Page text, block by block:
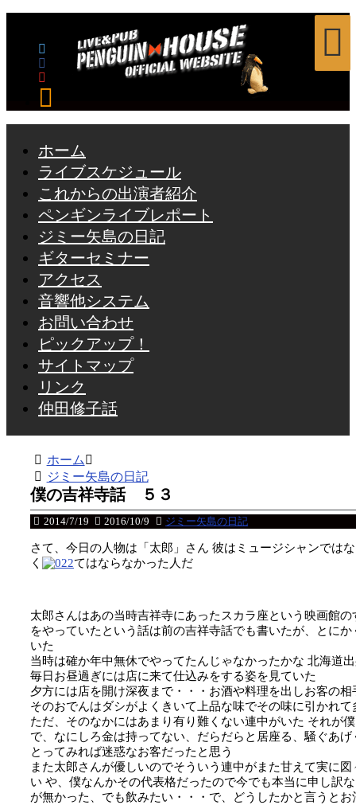
ホーム
ライブスケジュール
これからの出演者紹介
ペンギンライブレポート
ジミー矢島の日記
ギターセミナー
アクセス
音響他システム
お問い合わせ
ピックアップ！
サイトマップ
リンク
仲田修子話
ホーム
ジミー矢島の日記
僕の吉祥寺話 ５３
2014/7/19 2016/10/9 ジミー矢島の日記
さて、今日の人物は「太郎」さん 彼はミュージシャンでは
く
てはならなかった人だ
太郎さんはあの当時吉祥寺にあったスカラ座という映画館
をやっていたという話は前の吉祥寺話でも書いたが、とに
いた
当時は確か年中無休でやってたんじゃなかったかな 北海道
毎日お昼過ぎには店に来て仕込みをする姿を見ていた
夕方には店を開け深夜まで・・・お酒や料理を出しお客の
そのおでんはダシがよくきいて上品な味でその味に引かれ
ただ、そのなかにはあまり有り難くない連中がいた それが
で、なにしろ金は持ってない、だらだらと居座る、騒ぐあ
とってみれば迷惑なお客だったと思う
また太郎さんが優しいのでそういう連中がまた甘えて実に
い や、僕なんかその代表格だったので今でも本当に申し訳
が無かった、でも飲みたい・・・で、どうしたかと言うと